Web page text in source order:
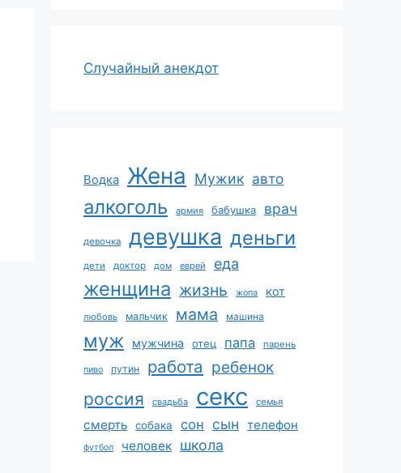
Случайный анекдот
Водка Жена Мужик авто
алкоголь армия бабушка врач
девочка девушка деньги
дети доктор дом еврей еда
женщина жизнь жопа кот
любовь мальчик мама машина
муж мужчина отец папа парень
пиво путин работа ребенок
россия свадьба секс семья
смерть собака сон сын телефон
футбол человек школа